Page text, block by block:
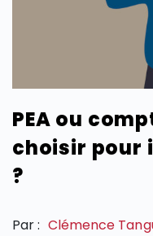
SECTIONS
PEA ou
choisir pour
?
Par : Clémence